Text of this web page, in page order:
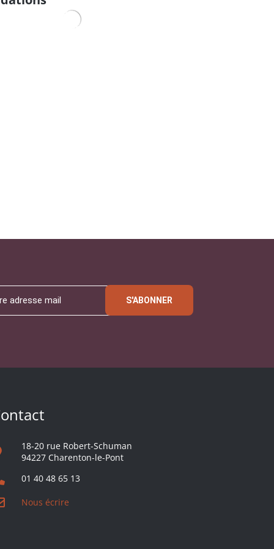
S'ABONNER
18-20 rue Robert-Schuman
94227 Charenton-le-Pont
01 40 48 65 13
Nous écrire